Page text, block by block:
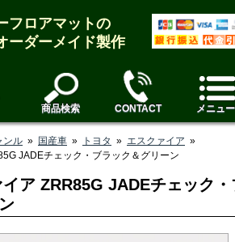
フロアマットの
ーダーメイド製作
商品検索 CONTACT メニュー
ンル » 国産車 » トヨタ » エスクァイア »
JADEチェック・ブラック＆グリーン
イア ZRR85G JADEチェック・